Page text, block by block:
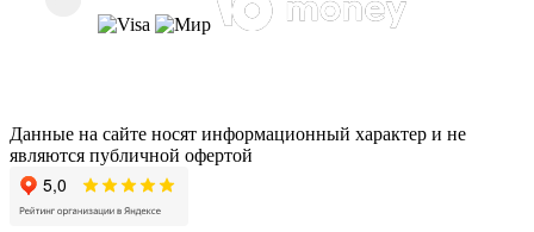
Данные на сайте носят информационный характер и не
являются публичной офертой